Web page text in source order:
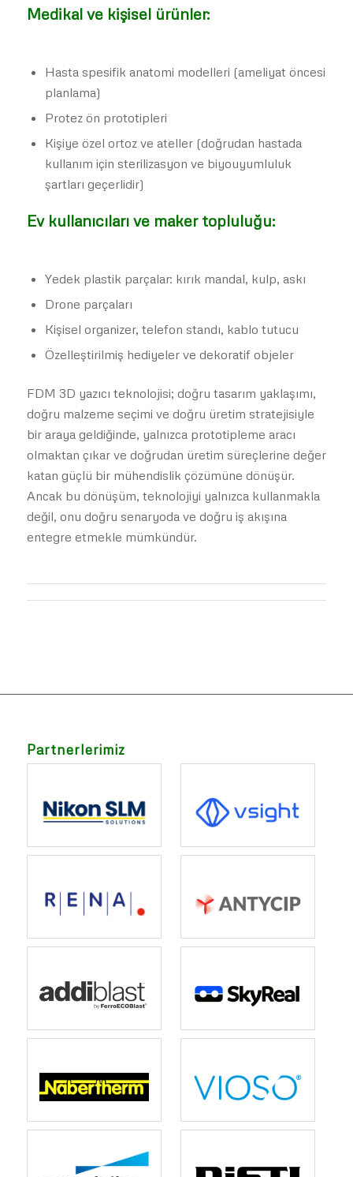
Medikal ve kişisel ürünler:
Hasta spesifik anatomi modelleri (ameliyat öncesi
planlama)
Protez ön prototipleri
Kişiye özel ortoz ve ateller (doğrudan hastada
kullanım için sterilizasyon ve biyouyumluluk
şartları geçerlidir)
Ev kullanıcıları ve maker topluluğu:
Yedek plastik parçalar: kırık mandal, kulp, askı
Drone parçaları
Kişisel organizer, telefon standı, kablo tutucu
Özelleştirilmiş hediyeler ve dekoratif objeler
FDM 3D yazıcı teknolojisi; doğru tasarım yaklaşımı,
doğru malzeme seçimi ve doğru üretim stratejisiyle
bir araya geldiğinde, yalnızca prototipleme aracı
olmaktan çıkar ve doğrudan üretim süreçlerine değer
katan güçlü bir mühendislik çözümüne dönüşür.
Ancak bu dönüşüm, teknolojiyi yalnızca kullanmakla
değil, onu doğru senaryoda ve doğru iş akışına
entegre etmekle mümkündür.
Partnerlerimiz